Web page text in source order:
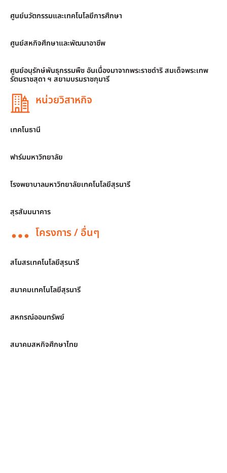
ศูนย์นวัตกรรมและเทคโนโลยีการศึกษา
ศูนย์สหกิจศึกษาและพัฒนาอาชีพ
ศูนย์อนุรักษ์พันธุกรรมพืช อันเนื่องมาจากพระราชดำริ สมเด็จพระเทพ
รัตนราชสุดา ฯ สยามบรมราชกุมารี
หน่วยวิสาหกิจ
เทคโนธานี
ฟาร์มมหาวิทยาลัย
โรงพยาบาลมหาวิทยาลัยเทคโนโลยีสุรนารี
สุรสัมมนาคาร
โครงการ / อื่นๆ
สโมสรเทคโนโลยีสุรนารี
สมาคมเทคโนโลยีสุรนารี
สหกรณ์ออมทรัพย์
สมาคมสหกิจศึกษาไทย